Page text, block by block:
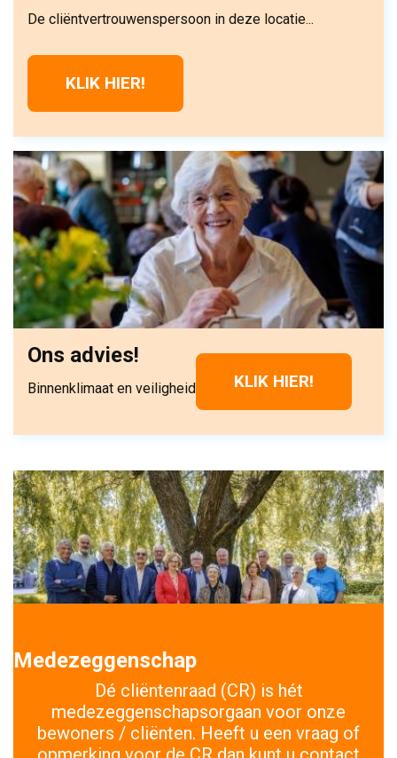
De cliëntvertrouwenspersoon in deze locatie...
KLIK HIER!
Ons advies!
Binnenklimaat en veiligheid KLIK HIER!
Medezeggenschap
Dé cliëntenraad (CR) is hét
medezeggenschapsorgaan voor onze
bewoners / cliënten. Heeft u een vraag of